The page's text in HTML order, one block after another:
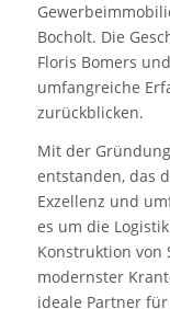
Bocholt. Die
Floris Bomers
umfangreiche
zurückblicken.
Mit der
entstanden, das
Exzellenz und
es um die
Konstruktion von
modernster
ideale Partner